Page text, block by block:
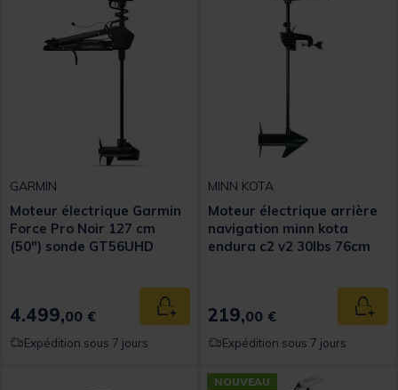
GARMIN
Moteur électrique Garmin
Force Pro Noir 127 cm
(50") sonde GT56UHD
4.499,00 € Ajouter au panier
Expédition sous 7 jours
MINN KOTA
Moteur électrique arrière
navigation minn kota
endura c2 v2 30lbs 76cm
219,00 €
Expédition sous 7 jours
NOUVEAU